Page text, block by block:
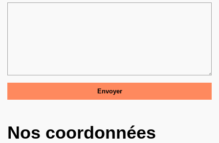
Nos coordonnées